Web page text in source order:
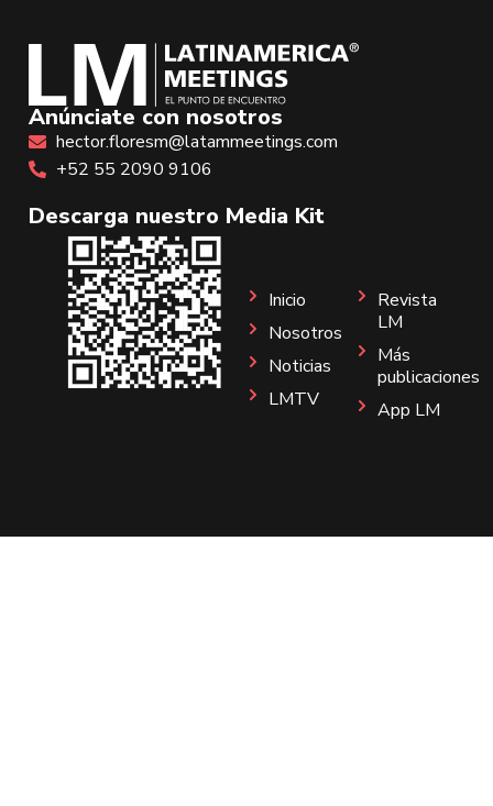
Anúnciate con nosotros
hector.floresm@latammeetings.com
+52 55 2090 9106
Descarga nuestro Media Kit
Inicio
Nosotros
Noticias
LMTV
Revista
LM
Más
publicaciones
App LM